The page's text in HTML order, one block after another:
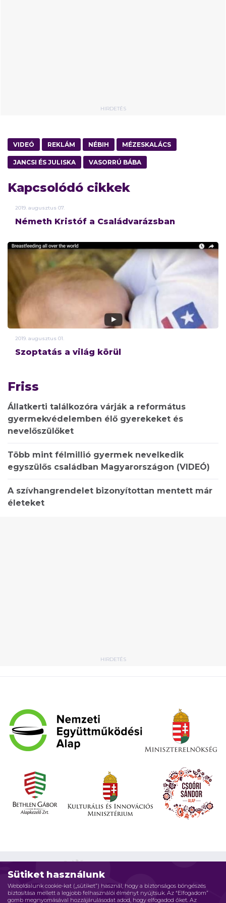
Sütiket használunk
Weboldalunk cookie-kat („sütiket”) használ, hogy a biztonságos böngészés
biztosítása mellett a legjobb felhasználói élményt nyújtsuk. Az “Elfogadom”
gomb megnyomásával hozzájárulásodat adod, hogy elfogadod őket. Az
HIRDETÉS
VIDEÓ REKLÁM NÉBIH MÉZESKALÁCS
JANCSI ÉS JULISKA VASORRÚ BÁBA
Kapcsolódó cikkek
2019. augusztus 07.
Németh Kristóf a Családvarázsban
2019. augusztus 01.
Szoptatás a világ körül
Friss
Állatkerti találkozóra várják a református
gyermekvédelemben élő gyerekeket és
nevelőszülőket
Több mint félmillió gyermek nevelkedik
egyszülős családban Magyarországon (VIDEÓ)
A szívhangrendelet bizonyítottan mentett már
életeket
HIRDETÉS
Impresszum Adatvédelmi elvek Jogi nyilatkozat